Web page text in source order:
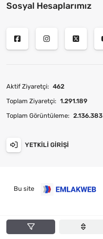
Sosyal Hesaplarımız
Aktif Ziyaretçi: 462
Toplam Ziyaretçi: 1.291.189
Toplam Görüntüleme: 2.136.383
YETKILI GIRIŞI
Bu site